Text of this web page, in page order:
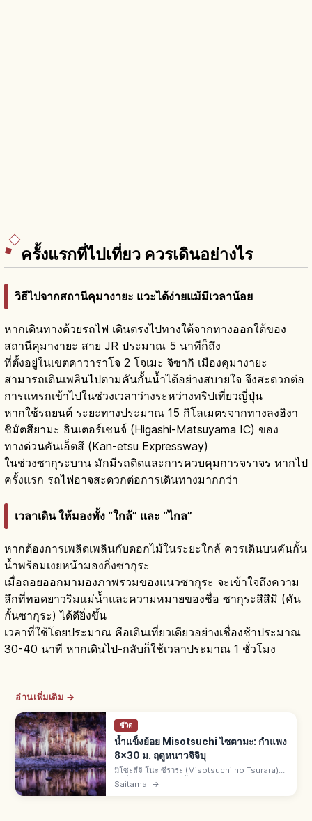
ครั้งแรกที่ไปเที่ยว ควรเดินอย่างไร
วิธีไปจากสถานีคุมางายะ แวะได้ง่ายแม้มีเวลาน้อย
หากเดินทางด้วยรถไฟ เดินตรงไปทางใต้จากทางออกใต้ของ
สถานีคุมางายะ สาย JR ประมาณ 5 นาทีก็ถึง
ที่ตั้งอยู่ในเขตคาวาราโจ 2 โจเมะ จิซากิ เมืองคุมางายะ
สามารถเดินเพลินไปตามคันกั้นน้ำได้อย่างสบายใจ จึงสะดวกต่อ
การแทรกเข้าไปในช่วงเวลาว่างระหว่างทริปเที่ยวญี่ปุ่น
หากใช้รถยนต์ ระยะทางประมาณ 15 กิโลเมตรจากทางลงฮิงา
ชิมัตสึยามะ อินเตอร์เชนจ์ (Higashi-Matsuyama IC) ของ
ทางด่วนคันเอ็ตสึ (Kan-etsu Expressway)
ในช่วงซากุระบาน มักมีรถติดและการควบคุมการจราจร หากไป
ครั้งแรก รถไฟอาจสะดวกต่อการเดินทางมากกว่า
เวลาเดิน ให้มองทั้ง “ใกล้” และ “ไกล”
หากต้องการเพลิดเพลินกับดอกไม้ในระยะใกล้ ควรเดินบนคันกั้น
น้ำพร้อมเงยหน้ามองกิ่งซากุระ
เมื่อถอยออกมามองภาพรวมของแนวซากุระ จะเข้าใจถึงความ
ลึกที่ทอดยาวริมแม่น้ำและความหมายของชื่อ ซากุระสึสึมิ (คัน
กั้นซากุระ) ได้ดียิ่งขึ้น
เวลาที่ใช้โดยประมาณ คือเดินเที่ยวเดียวอย่างเชื่องช้าประมาณ
30-40 นาที หากเดินไป-กลับก็ใช้เวลาประมาณ 1 ชั่วโมง
อ่านเพิ่มเติม →
ชีวิต
น้ำแข็งย้อย Misotsuchi ไซตามะ: กำแพง
8x30 ม. ฤดูหนาวจิจิบุ
มิโซะสึจิ โนะ ซึราระ (Misotsuchi no Tsurara)
อยู่ที่จิจิบุ จ.ไซตามะ น้ำแข็งย้อยธรรมชาติเป็น
Saitama →